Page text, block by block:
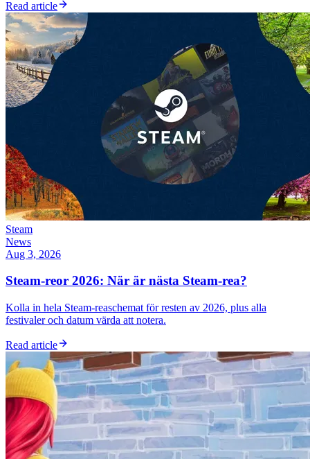
Read article
Steam
News
Aug 3, 2026
Steam-reor 2026: När är nästa Steam-rea?
Kolla in hela Steam-reaschemat för resten av 2026, plus alla
festivaler och datum värda att notera.
Read article